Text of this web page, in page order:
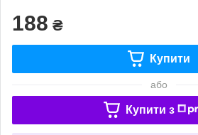
188 ₴
Купити
або
Купити з